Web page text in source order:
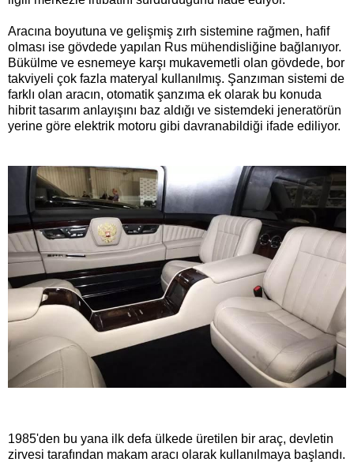
Aracına boyutuna ve gelişmiş zırh sistemine rağmen, hafif
olması ise gövdede yapılan Rus mühendisliğine bağlanıyor.
Bükülme ve esnemeye karşı mukavemetli olan gövdede, bor
takviyeli çok fazla materyal kullanılmış. Şanzıman sistemi de
farklı olan aracın, otomatik şanzıma ek olarak bu konuda
hibrit tasarım anlayışını baz aldığı ve sistemdeki jeneratörün
yerine göre elektrik motoru gibi davranabildiği ifade ediliyor.
1985'den bu yana ilk defa ülkede üretilen bir araç, devletin
zirvesi tarafından makam aracı olarak kullanılmaya başlandı.